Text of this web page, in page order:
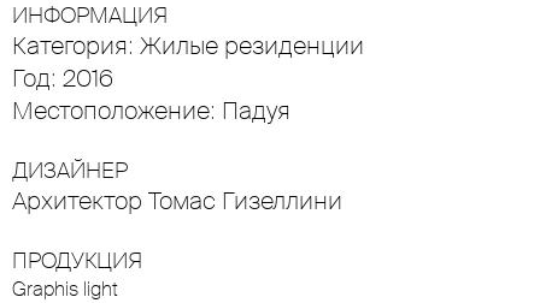
ИНФОРМАЦИЯ
Категория: Жилые резиденции
Год: 2016
Местоположение: Падуя
ДИЗАЙНЕР
Архитектор Томас Гизеллини
ПРОДУКЦИЯ
Graphis light